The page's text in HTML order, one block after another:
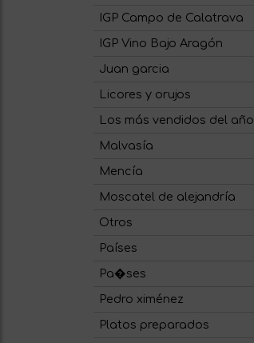
IGP Campo de Calatrava
IGP Vino Bajo Aragón
Juan garcia
Licores y orujos
Los más vendidos del año
Malvasía
Mencía
Moscatel de alejandría
Otros
Países
Pa�ses
Pedro ximénez
Platos preparados